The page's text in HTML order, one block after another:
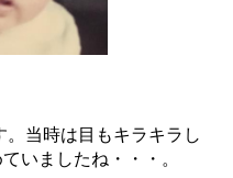
当時は目もキラキラし
いましたね・・・。